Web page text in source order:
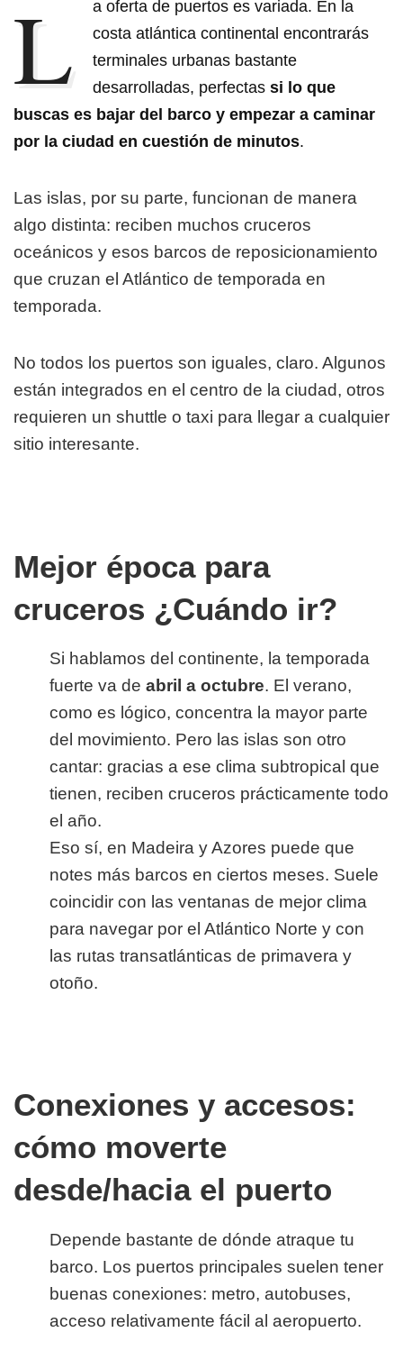
L
a oferta de puertos es variada. En la
costa atlántica continental encontrarás
terminales urbanas bastante
desarrolladas, perfectassi lo que
buscas es bajar del barco y empezar a caminar
por la ciudad en cuestión de minutos.
Las islas, por su parte, funcionan de manera
algo distinta: reciben muchos cruceros
oceánicos y esos barcos de reposicionamiento
que cruzan el Atlántico de temporada en
temporada.
No todos los puertos son iguales, claro. Algunos
están integrados en el centro de la ciudad, otros
requieren un shuttle o taxi para llegar a cualquier
sitio interesante.
Mejor época para
cruceros ¿Cuándo ir?
Si hablamos del continente, la temporada
fuerte va de abril a octubre. El verano,
como es lógico, concentra la mayor parte
del movimiento. Pero las islas son otro
cantar: gracias a ese clima subtropical que
tienen, reciben cruceros prácticamente todo
el año.
Eso sí, en Madeira y Azores puede que
notes más barcos en ciertos meses. Suele
coincidir con las ventanas de mejor clima
para navegar por el Atlántico Norte y con
las rutas transatlánticas de primavera y
otoño.
Conexiones y accesos:
cómo moverte
desde/hacia el puerto
Depende bastante de dónde atraque tu
barco. Los puertos principales suelen tener
buenas conexiones: metro, autobuses,
acceso relativamente fácil al aeropuerto.